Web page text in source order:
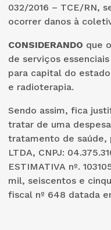
032/2016 – TCE/RN,
ocorrer danos à
CONSIDERANDO que
de serviços
para capital do
e radioterapia.
Sendo assim, fica
tratar de uma
tratamento de saúde,
LTDA, CNPJ:
ESTIMATIVA nº.
mil, seiscentos e
fiscal nº 648 datada
Touros/